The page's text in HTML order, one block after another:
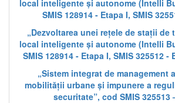
local inteligente și autonome (Intelli
SMIS 128914 - Etapa I, SMIS
„Dezvoltarea unei rețele de stații
local inteligente și autonome (Intelli
SMIS 128914 - Etapa I, SMIS 325512
„Sistem integrat de management
mobilității urbane și impunere a
securitate”, cod SMIS 325513